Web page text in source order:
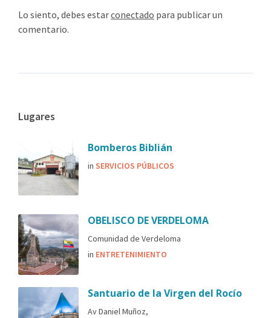
Lo siento, debes estarconectado para publicar un
comentario.
Lugares
Bomberos Biblián
in SERVICIOS PÚBLICOS
OBELISCO DE VERDELOMA
Comunidad de Verdeloma
in ENTRETENIMIENTO
Santuario de la Virgen del Rocío
Av Daniel Muñoz,